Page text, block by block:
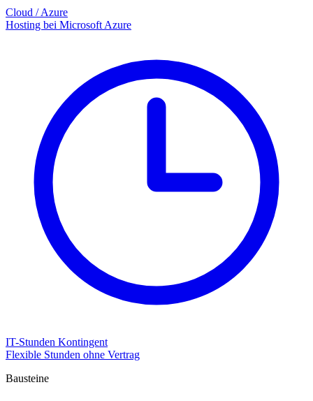
Cloud / Azure
Hosting bei Microsoft Azure
IT-Stunden Kontingent
Flexible Stunden ohne Vertrag
Bausteine